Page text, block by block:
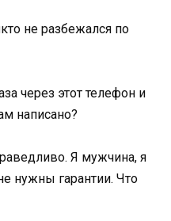
не разбежался по
через этот телефон и
написано?
Я мужчина, я
нужны гарантии. Что